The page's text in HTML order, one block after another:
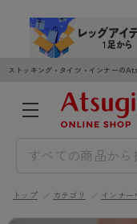
ストッキング・タイツ・インナーの
カートを見る
3,980円以
ロ
トップ カテゴリ インナー